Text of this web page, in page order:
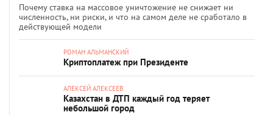
Почему ставка на массовое уничтожение не снижает ни
численность, ни риски, и что на самом деле не сработало в
действующей модели
РОМАН АЛЬМАНСКИЙ
Криптоплатеж при Президенте
АЛЕКСЕЙ АЛЕКСЕЕВ
Казахстан в ДТП каждый год теряет
небольшой город